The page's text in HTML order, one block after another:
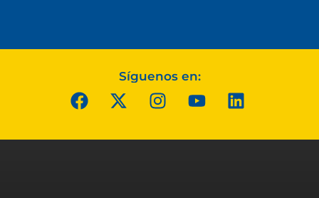
Síguenos en: